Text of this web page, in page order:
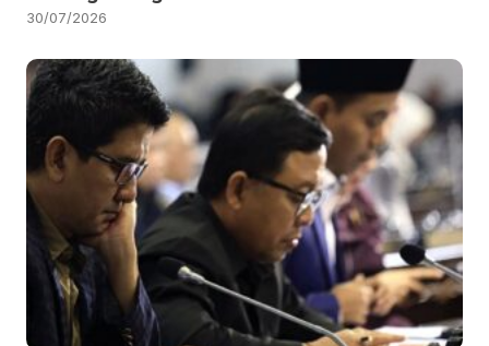
30/07/2026